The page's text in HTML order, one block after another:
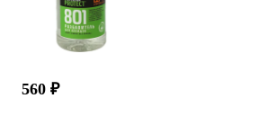
560 ₽